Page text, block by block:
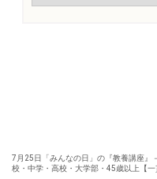
7月25日「みんなの日」の『教養講座』
校・中学・高校・大学部・45歳以上【一